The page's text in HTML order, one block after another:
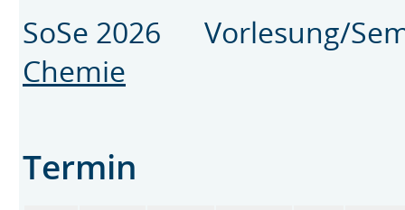
SoSe 2026 Vorlesung/
Chemie
Termin